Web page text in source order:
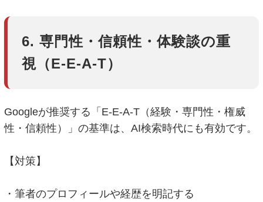
6. 専門性・信頼性・体験談の重
視（E-E-A-T）
Googleが推奨する「E-E-A-T（経験・専門性・権威
性・信頼性）」の基準は、AI検索時代にも有効です。
【対策】
・筆者のプロフィールや経歴を明記する